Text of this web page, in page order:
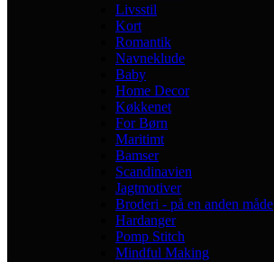
Livsstil
Kort
Romantik
Navneklude
Baby
Home Decor
Køkkenet
For Børn
Maritimt
Bamser
Scandinavien
Jagtmotiver
Broderi - på en anden måde
Hardanger
Pomp Stitch
Mindful Making